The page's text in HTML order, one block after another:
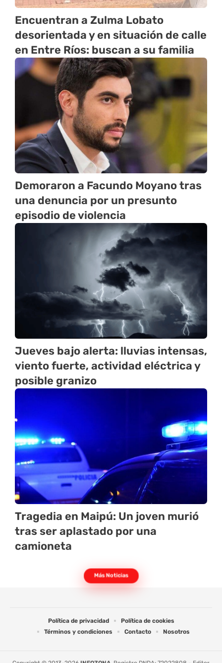
Encuentran a Zulma Lobato
desorientada y en situación de calle
en Entre Ríos: buscan a su familia
Demoraron a Facundo Moyano tras
una denuncia por un presunto
episodio de violencia
Jueves bajo alerta: lluvias intensas,
viento fuerte, actividad eléctrica y
posible granizo
Tragedia en Maipú: Un joven murió
tras ser aplastado por una
camioneta
Más Noticias
Política de privacidad
Política de cookies
Términos y condiciones
Contacto Nosotros